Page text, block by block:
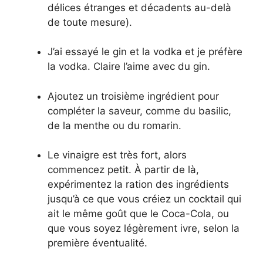
délices étranges et décadents au-delà
de toute mesure).
J’ai essayé le gin et la vodka et je préfère
la vodka. Claire l’aime avec du gin.
Ajoutez un troisième ingrédient pour
compléter la saveur, comme du basilic,
de la menthe ou du romarin.
Le vinaigre est très fort, alors
commencez petit. À partir de là,
expérimentez la ration des ingrédients
jusqu’à ce que vous créiez un cocktail qui
ait le même goût que le Coca-Cola, ou
que vous soyez légèrement ivre, selon la
première éventualité.